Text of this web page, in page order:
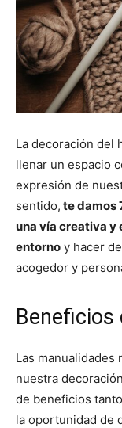
La decoración del
llenar un espacio
expresión de
sentido, te damos
una vía creativa y
entorno y hacer
acogedor y
Beneficios
Las manualidades
nuestra
de beneficios
la oportunidad de